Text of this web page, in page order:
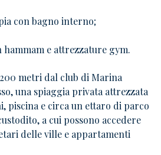
con bagno interno;
hammam e attrezzature gym.
metri dal club di Marina
una spiaggia privata attrezzata
piscina e circa un ettaro di parco
a cui possono accedere
delle ville e appartamenti